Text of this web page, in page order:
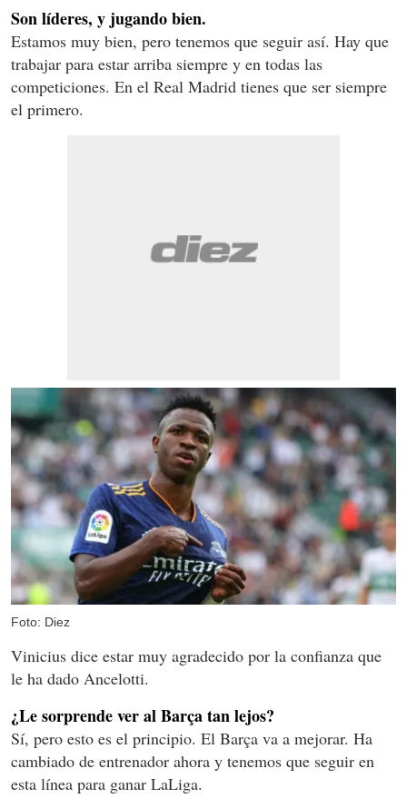
Son líderes, y jugando bien.
Estamos muy bien, pero tenemos que seguir así. Hay que
trabajar para estar arriba siempre y en todas las
competiciones. En el Real Madrid tienes que ser siempre
el primero.
Foto: Diez
Vinicius dice estar muy agradecido por la confianza que
le ha dado Ancelotti.
¿Le sorprende ver al Barça tan lejos?
Sí, pero esto es el principio. El Barça va a mejorar. Ha
cambiado de entrenador ahora y tenemos que seguir en
esta línea para ganar LaLiga.